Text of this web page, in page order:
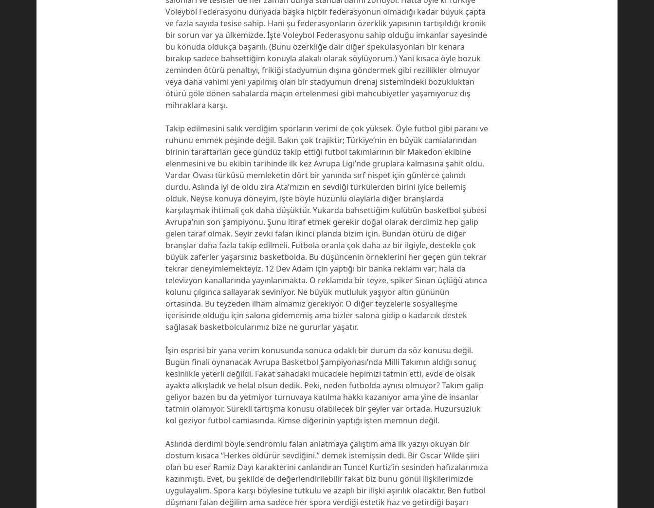
Voleybol Federasyonu dünyada başka hiçbir federasyonun olmadığı kadar büyük çapta
ve fazla sayıda tesise sahip. Hani şu federasyonların özerklik yapısının tartışıldığı kronik
bir sorun var ya ülkemizde. İşte Voleybol Federasyonu sahip olduğu imkanlar sayesinde
bu konuda oldukça başarılı. (Bunu özerkliğe dair diğer spekülasyonları bir kenara
bırakıp sadece bahsettiğim konuyla alakalı olarak söylüyorum.) Yani kısaca öyle bozuk
zeminden ötürü penaltıyı, frikiği stadyumun dışına göndermek gibi rezillikler olmuyor
veya daha vahimi yeni yapılmış olan bir stadyumun drenaj sistemindeki bozukluktan
ötürü göle dönen sahalarda maçın ertelenmesi gibi mahcubiyetler yaşamıyoruz dış
mihraklara karşı.
Takip edilmesini salık verdiğim sporların verimi de çok yüksek. Öyle futbol gibi paranı ve
ruhunu emmek peşinde değil. Bakın çok trajiktir; Türkiye’nin en büyük camialarından
birinin taraftarları gece gündüz takip ettiği futbol takımlarının bir Makedon ekibine
elenmesini ve bu ekibin tarihinde ilk kez Avrupa Ligi’nde gruplara kalmasına şahit oldu.
Vardar Ovası türküsü memleketin dört bir yanında sırf nispet için günlerce çalındı
durdu. Aslında iyi de oldu zira Ata’mızın en sevdiği türkülerden birini iyice bellemiş
olduk. Neyse konuya döneyim, işte böyle hüzünlü olaylarla diğer branşlarda
karşılaşmak ihtimali çok daha düşüktür. Yukarda bahsettiğim kulübün basketbol şubesi
Avrupa’nın son şampiyonu. Şunu itiraf etmek gerekir doğal olarak derdimiz hep galip
gelen taraf olmak. Seyir zevki falan ikinci planda bizim için. Bundan ötürü de diğer
branşlar daha fazla takip edilmeli. Futbola oranla çok daha az bir ilgiyle, destekle çok
büyük zaferler yaşarsınız basketbolda. Bu düşüncenin örneklerini her geçen gün tekrar
tekrar deneyimlemekteyiz. 12 Dev Adam için yaptığı bir banka reklamı var; hala da
televizyon kanallarında yayınlanmakta. O reklamda bir teyze, spiker Sinan üçlüğü atınca
kolunu çılgınca sallayarak seviniyor. Ne büyük mutluluk yaşıyor altın gününün
ortasında. Bu teyzeden ilham almamız gerekiyor. O diğer teyzelerle sosyalleşme
içerisinde olduğu için salona gidememiş ama bizler salona gidip o kadarcık destek
sağlasak basketbolcularımız bize ne gururlar yaşatır.
İşin esprisi bir yana verim konusunda sonuca odaklı bir durum da söz konusu değil.
Bugün finali oynanacak Avrupa Basketbol Şampiyonası’nda Milli Takımın aldığı sonuç
kesinlikle yeterli değildi. Fakat sahadaki mücadele hepimizi tatmin etti, evde de olsak
ayakta alkışladık ve helal olsun dedik. Peki, neden futbolda aynısı olmuyor? Takım galip
geliyor bazen bu da yetmiyor turnuvaya katılma hakkı kazanıyor ama yine de insanlar
tatmin olamıyor. Sürekli tartışma konusu olabilecek bir şeyler var ortada. Huzursuzluk
kol geziyor futbol camiasında. Kimse diğerinin yaptığı işten memnun değil.
Aslında derdimi böyle sendromlu falan anlatmaya çalıştım ama ilk yazıyı okuyan bir
dostum kısaca “Herkes öldürür sevdiğini.” demek istemişsin dedi. Bir Oscar Wilde şiiri
olan bu eser Ramiz Dayı karakterini canlandıran Tuncel Kurtiz’in sesinden hafızalarımıza
kazınmıştı. Evet, bu şekilde de değerlendirilebilir fakat biz bunu gönül ilişkilerimizde
uygulayalım. Spora karşı böylesine tutkulu ve azaplı bir ilişki aşırılık olacaktır. Ben futbol
düşmanı falan değilim ama sadece her spora verdiği estetik haz ve getirdiği başarı